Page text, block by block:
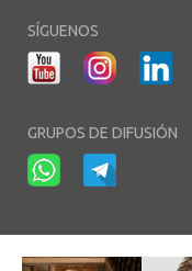
SÍGUENOS
GRUPOS DE DIFUSIÓN